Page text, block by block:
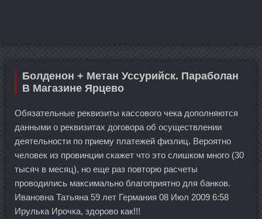
Болденон + Метан Уссурийск. Параболан
В Магазине Ярцево
Обязательные реквизиты кассового чека дополняются
данными о реквизитах договора об осуществлении
деятельности по приему платежей физлиц. Вероятно
человек из провинции скажет что это слишком много (30
тысяч в месяц), но еще раз повторю расчеты
проводились максимально благоприятно для банков.
Ивановна Татьяна 59 лет Германия 08 Июл 2009 6:58
Ирулька Ирочка, здорово как!!!